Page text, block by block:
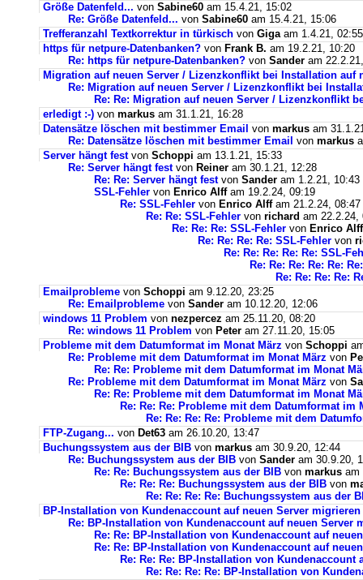
Größe Datenfeld... von Sabine60 am 15.4.21, 15:02
Re: Größe Datenfeld... von Sabine60 am 15.4.21, 15:06
Trefferanzahl Textkorrektur in türkisch von Gigaam 1.4.21, 02:55
https für netpure-Datenbanken? von Frank B. am 19.2.21, 10:20
Re: https für netpure-Datenbanken? von Sander am
Migration auf neuen Server / Lizenzkonflikt bei Installation auf
Re: Migration auf neuen Server / Lizenzkonflikt bei
Re: Re: Migration auf neuen Server / Lizenzkonflikt
erledigt :-) von markus am 31.1.21, 16:28
Datensätze löschen mit bestimmer Email von markus am
Re: Datensätze löschen mit bestimmer Email von markus
Server hängt festvon Schoppi am 13.1.21, 15:33
Re: Server hängt festvon Reiner am 30.1.21, 12:28
Re: Re: Server hängt festvon Sander am 1.2.21, 10:43
SSL-Fehler von Enrico Alffam 19.2.24, 09:19
Re: SSL-Fehler von Enrico Alffam 21.2.24, 08:47
Re: Re: SSL-Fehler von richard am 22.2.24,
Re: Re: Re: SSL-Fehler von Enrico Alff
Re: Re: Re: Re: SSL-Fehler von
Re: Re: Re: Re: Re: SSL-
Re: Re: Re: Re: Re:
Re: Re: Re: Re:
Emailprobleme von Schoppi am 9.12.20, 23:25
Re: Emailprobleme von Sander am 10.12.20, 12:06
windows 11 Problem von nezpercez am 25.11.20, 08:20
Re: windows 11 Problem von Peter am 27.11.20, 15:05
Probleme mit dem Datumformat im Monat März von Schoppi
Re: Probleme mit dem Datumformat im Monat März von
Re: Re: Probleme mit dem Datumformat im Monat
Re: Probleme mit dem Datumformat im Monat März von
Re: Re: Probleme mit dem Datumformat im Monat
Re: Re: Re: Probleme mit dem Datumformat im
Re: Re: Re: Re: Probleme mit dem
FTP-Zugang... von Det63 am 26.10.20, 13:47
Buchungssystem aus der BIB von markus am 30.9.20, 12:44
Re: Buchungssystem aus der BIB von Sander am 30.9.20,
Re: Re: Buchungssystem aus der BIB von markus am
Re: Re: Re: Buchungssystem aus der BIB von
Re: Re: Re: Re: Buchungssystem aus der
BP-Installation von Kundenaccount auf neuen Server migrieren
Re: BP-Installation von Kundenaccount auf neuen Server
Re: Re: BP-Installation von Kundenaccount auf
Re: Re: BP-Installation von Kundenaccount auf
Re: Re: Re: BP-Installation von Kundenaccount
Re: Re: Re: Re: BP-Installation von